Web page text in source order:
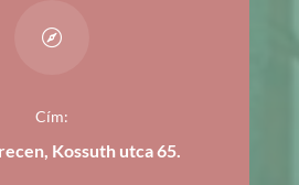

Cím:
Kossuth utca 65.